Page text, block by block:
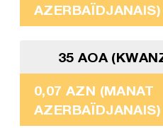
AZERBAÏDJANAIS)
35 AOA
0,07 AZN (MANAT
AZERBAÏDJANAIS)